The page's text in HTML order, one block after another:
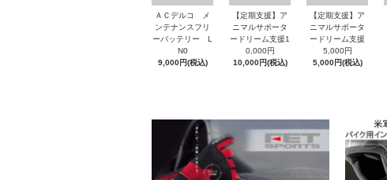
ＡＣデルコ メ
ンテナンスフリ
ーバッテリー L
N0
9,000円(税込)
【定期支援】ア
ニマルサポータ
ードリーム支援1
0,000円
10,000円(税込)
【定期支援】ア
ニマルサポータ
ードリーム支援
5,000円
5,000円(税込)